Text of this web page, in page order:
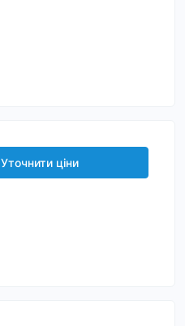
Уточнити ціни